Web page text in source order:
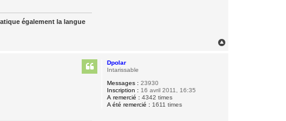
également la langue
Dpolar
Intarissable
Messages : 23930
Inscription : 16 avril 2011, 16:35
A remercié : 4342 times
A été remercié : 1611 times